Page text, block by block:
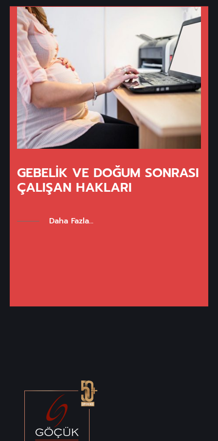
GEBELIK VE DOĞUM SONRASI
ÇALIŞAN HAKLARI
Daha Fazla...